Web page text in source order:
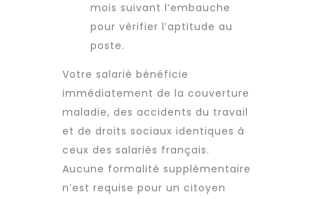
mois suivant l’embauche
pour vérifier l’aptitude au
poste.
Votre salarié bénéficie
immédiatement de la couverture
maladie, des accidents du travail
et de droits sociaux identiques à
ceux des salariés français.
Aucune formalité supplémentaire
n’est requise pour un citoyen